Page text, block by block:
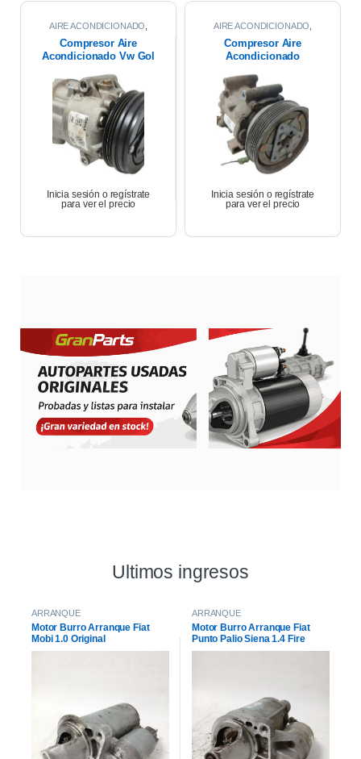
AIRE ACONDICIONADO
Compresor Aire
Acondicionado Vw Gol
Inicia sesión o regístrate
para ver el precio
AIRE ACONDICIONADO
Compresor Aire
Acondicionado
K4m 2013
Inicia sesión o regístrate
para ver el precio
Ultimos ingresos
ARRANQUE
Motor Burro Arranque Fiat
Mobi 1.0 Original
ARRANQUE
Motor Burro Arranque Fiat
Punto Palio Siena 1.4 Fire
Original